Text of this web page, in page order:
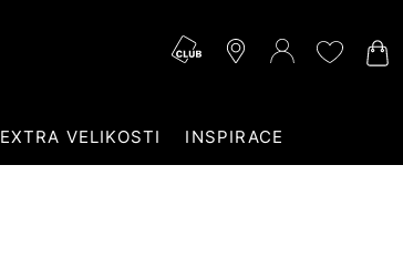
EXTRA VELIKOSTI INSPIRACE